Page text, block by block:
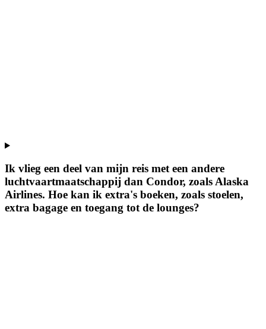
Ik vlieg een deel van mijn reis met een andere
luchtvaartmaatschappij dan Condor, zoals Alaska
Airlines. Hoe kan ik extra's boeken, zoals stoelen,
extra bagage en toegang tot de lounges?